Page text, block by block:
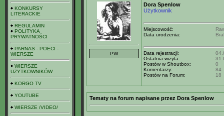
KONKURSY
LITERACKIE
REGULAMIN
POLITYKA
PRYWATNOŚCI
PARNAS - POECI -
WIERSZE
WIERSZE
UŻYTKOWNIKÓW
KORGO TV
YOUTUBE
WIERSZE /VIDEO/
Dora Spenlow
Użytkownik
Miejscowość:
Data urodzenia:
Data rejestracji:
Ostatnia wizyta:
Postów w Shoutbox:
0
Komentarzy:
84
Postów na Forum:
18
Tematy na forum napisane przez Dora Spenlow